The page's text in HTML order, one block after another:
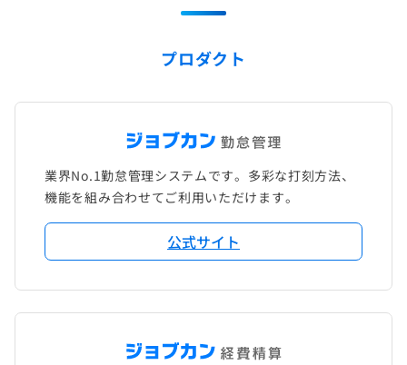
プロダクト
業界No.1勤怠管理システムです。多彩な打刻方法、
機能を組み合わせてご利用いただけます。
公式サイト